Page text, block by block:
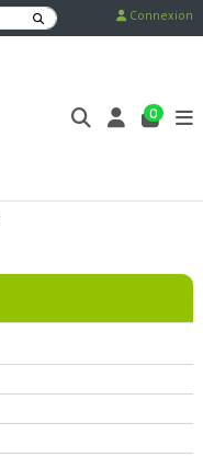
Connexion
0